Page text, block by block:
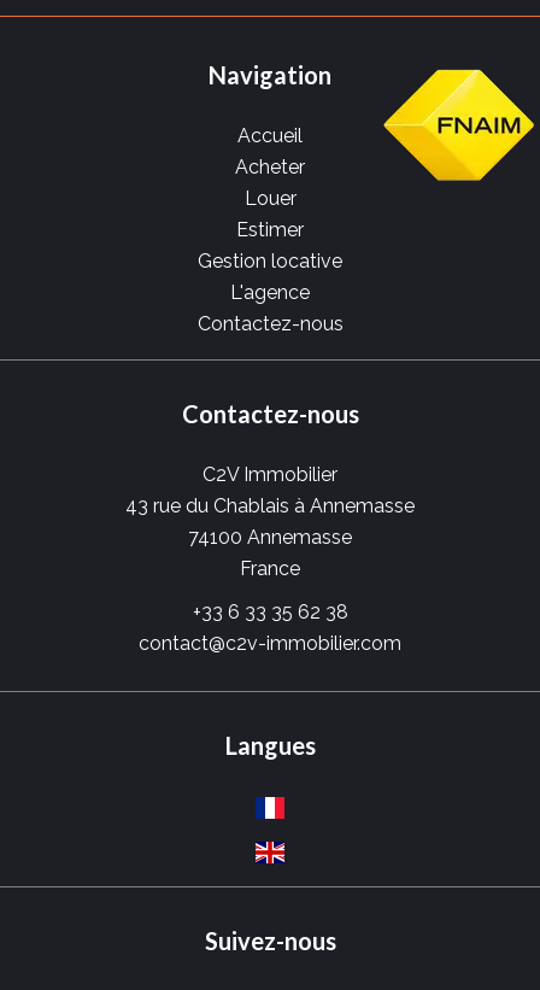
Navigation
Accueil
Acheter
Louer
Estimer
Gestion locative
L'agence
Contactez-nous
Contactez-nous
C2V Immobilier
43 rue du Chablais à Annemasse
74100 Annemasse
France
+33 6 33 35 62 38
contact@c2v-immobilier.com
Langues
Suivez-nous